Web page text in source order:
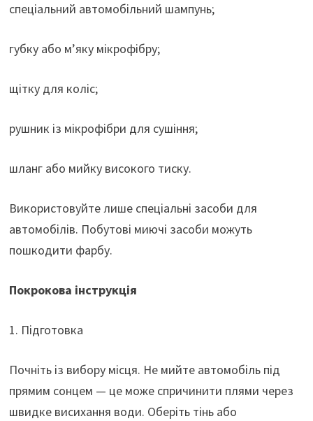
спеціальний автомобільний шампунь;
губку або м’яку мікрофібру;
щітку для коліс;
рушник із мікрофібри для сушіння;
шланг або мийку високого тиску.
Використовуйте лише спеціальні засоби для
автомобілів. Побутові миючі засоби можуть
пошкодити фарбу.
Покрокова інструкція
1. Підготовка
Почніть із вибору місця. Не мийте автомобіль під
прямим сонцем — це може спричинити плями через
швидке висихання води. Оберіть тінь або